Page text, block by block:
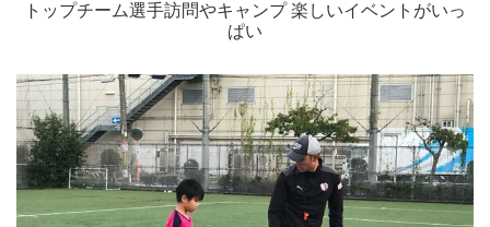
トップチーム選手訪問やキャンプ 楽しいイベントがいっ
ぱい